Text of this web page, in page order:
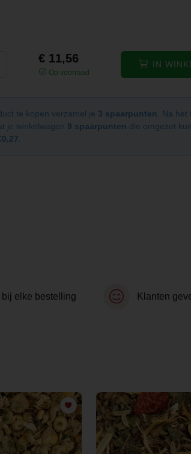
€ 11,56
Op voorraad
IN
te kopen verzamel je 3 spaarpunten
. Na
je winkelwagen 9 spaarpunten die omgezet
bij elke bestelling Klanten